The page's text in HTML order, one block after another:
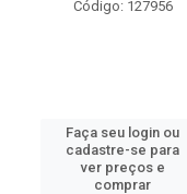
Código: 127956
Faça seu login ou
cadastre-se para
ver preços e
comprar